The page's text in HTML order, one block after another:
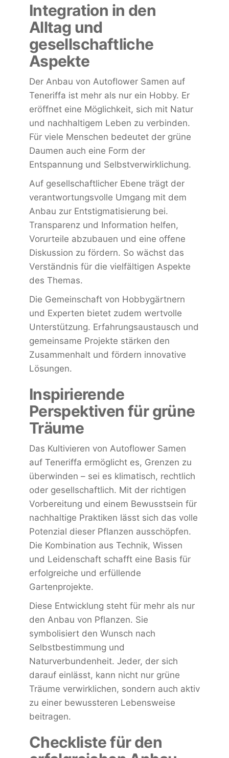
Integration in den
Alltag und
gesellschaftliche
Aspekte
Der Anbau von Autoflower Samen auf
Teneriffa ist mehr als nur ein Hobby. Er
eröffnet eine Möglichkeit, sich mit Natur
und nachhaltigem Leben zu verbinden.
Für viele Menschen bedeutet der grüne
Daumen auch eine Form der
Entspannung und Selbstverwirklichung.
Auf gesellschaftlicher Ebene trägt der
verantwortungsvolle Umgang mit dem
Anbau zur Entstigmatisierung bei.
Transparenz und Information helfen,
Vorurteile abzubauen und eine offene
Diskussion zu fördern. So wächst das
Verständnis für die vielfältigen Aspekte
des Themas.
Die Gemeinschaft von Hobbygärtnern
und Experten bietet zudem wertvolle
Unterstützung. Erfahrungsaustausch und
gemeinsame Projekte stärken den
Zusammenhalt und fördern innovative
Lösungen.
Inspirierende
Perspektiven für grüne
Träume
Das Kultivieren von Autoflower Samen
auf Teneriffa ermöglicht es, Grenzen zu
überwinden – sei es klimatisch, rechtlich
oder gesellschaftlich. Mit der richtigen
Vorbereitung und einem Bewusstsein für
nachhaltige Praktiken lässt sich das volle
Potenzial dieser Pflanzen ausschöpfen.
Die Kombination aus Technik, Wissen
und Leidenschaft schafft eine Basis für
erfolgreiche und erfüllende
Gartenprojekte.
Diese Entwicklung steht für mehr als nur
den Anbau von Pflanzen. Sie
symbolisiert den Wunsch nach
Selbstbestimmung und
Naturverbundenheit. Jeder, der sich
darauf einlässt, kann nicht nur grüne
Träume verwirklichen, sondern auch aktiv
zu einer bewussteren Lebensweise
beitragen.
Checkliste für den